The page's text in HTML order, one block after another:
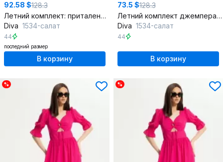
92.58 $128.3
Летний комплект: приталенный джемпер и длинная юбка
Diva 1534-салат
44
последний размер
В корзину
73.5 $128.3
Летний комплект джемпера и юбки из текстиля
Diva 1534-салат
44
В корзину
% %